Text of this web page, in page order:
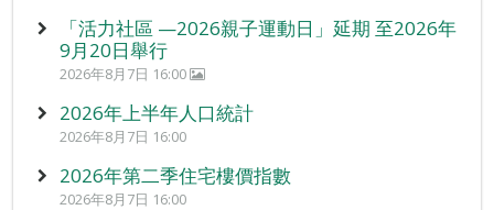
「活力社區 —2026親子運動日」延期 至2026年
9月20日舉行
2026年8月7日 16:00
2026年上半年人口統計
2026年8月7日 16:00
2026年第二季住宅樓價指數
2026年8月7日 16:00